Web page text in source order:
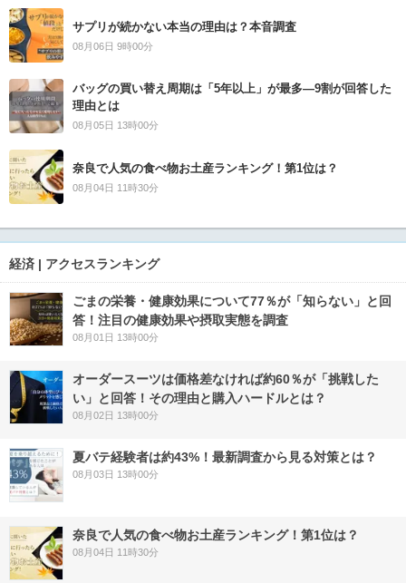
サプリが続かない本当の理由は？本音調査
08月06日 9時00分
バッグの買い替え周期は「5年以上」が最多―9割が回答した
理由とは
08月05日 13時00分
奈良で人気の食べ物お土産ランキング！第1位は？
08月04日 11時30分
経済 | アクセスランキング
ごまの栄養・健康効果について77％が「知らない」と回
答！注目の健康効果や摂取実態を調査
08月01日 13時00分
オーダースーツは価格差なければ約60％が「挑戦した
い」と回答！その理由と購入ハードルとは？
08月02日 13時00分
夏バテ経験者は約43%！最新調査から見る対策とは？
08月03日 13時00分
奈良で人気の食べ物お土産ランキング！第1位は？
08月04日 11時30分